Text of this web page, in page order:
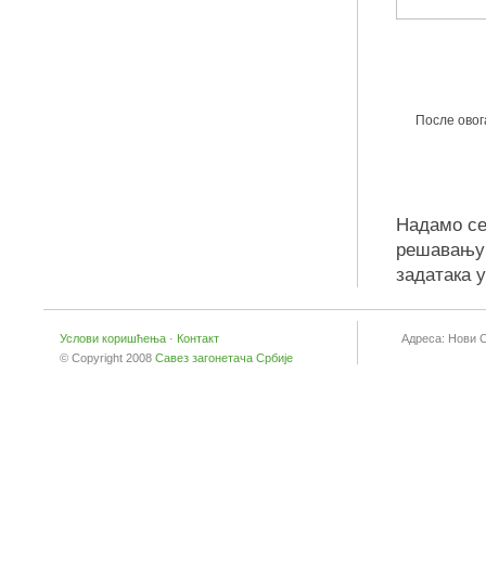
После
Надамо
решавању
задатака
Услови коришћења · Контакт
© Copyright 2008 Савез загонетача Србије
Адреса: Нови